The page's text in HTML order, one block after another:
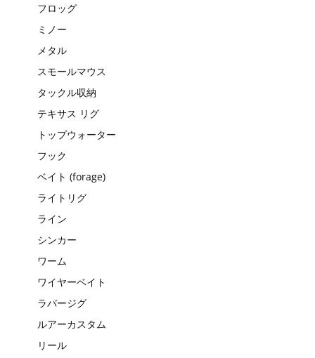
フロッグ
ミノー
メタル
スモールマウス
タックル収納
テキサス リグ
トップウォーター
フック
ベイト (forage)
ライトリグ
ライン
シンカー
ワーム
ワイヤーベイト
ラバージグ
ルアーカスタム
リール